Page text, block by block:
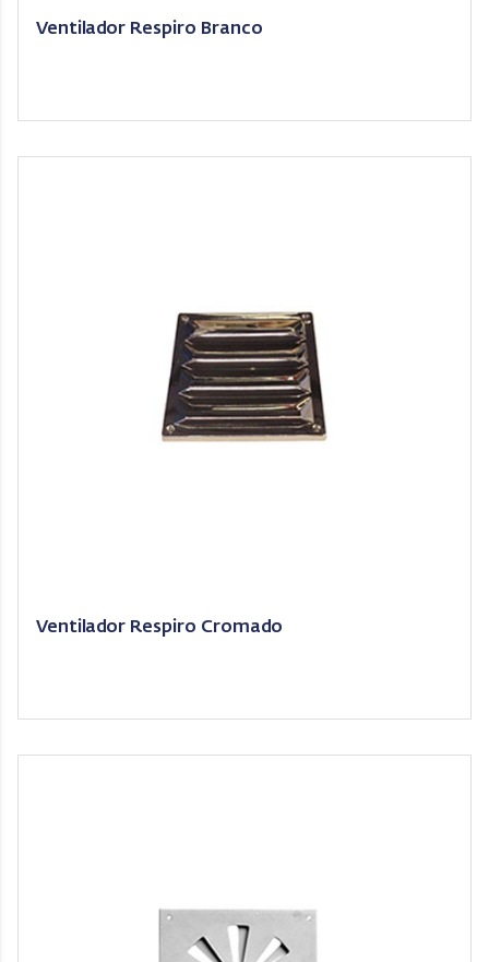
Ventilador Respiro Branco
Ventilador Respiro Cromado